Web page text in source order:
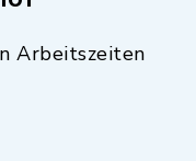
Arbeitszeiten